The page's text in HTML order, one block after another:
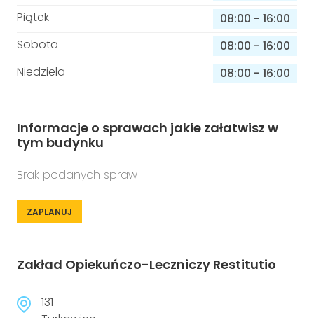
Piątek 08:00 - 16:00
Sobota
08:00 - 16:00
Niedziela
08:00 - 16:00
Informacje o sprawach jakie załatwisz w
tym budynku
Brak podanych spraw
ZAPLANUJ
Zakład Opiekuńczo-Leczniczy Restitutio
131